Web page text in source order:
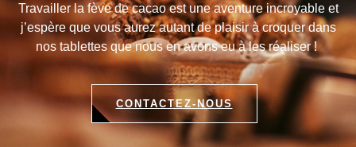
Travailler la fève de cacao est une aventure incroyable et
j’espère que vous aurez autant de plaisir à croquer dans
nos tablettes que nous en avons eu à les réaliser !
CONTACTEZ-NOUS